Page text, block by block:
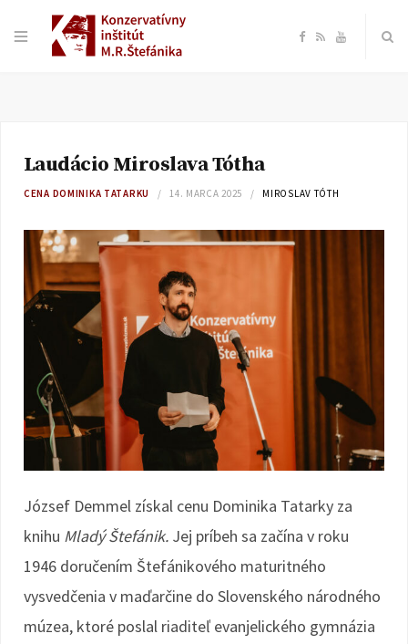
F R Y
Laudácio Miroslava Tótha
CENA DOMINIKA TATARKU 14. MARCA 2025 MIROSLAV TÓTH
József Demmel získal cenu Dominika Tatarky za
knihu Mladý Štefánik. Jej príbeh sa začína v roku
1946 doručením Štefánikového maturitného
vysvedčenia v maďarčine do Slovenského národného
múzea, ktoré poslal riaditeľ evanjelického gymnázia